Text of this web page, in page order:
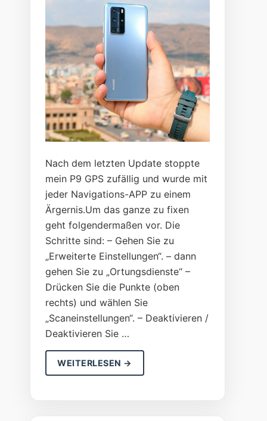
Nach dem letzten Update stoppte
mein P9 GPS zufällig und wurde mit
jeder Navigations-APP zu einem
Ärgernis.Um das ganze zu fixen
geht folgendermaßen vor. Die
Schritte sind: – Gehen Sie zu
„Erweiterte Einstellungen“. – dann
gehen Sie zu „Ortungsdienste“ –
Drücken Sie die Punkte (oben
rechts) und wählen Sie
„Scaneinstellungen“. – Deaktivieren /
Deaktivieren Sie …
WEITERLESEN →